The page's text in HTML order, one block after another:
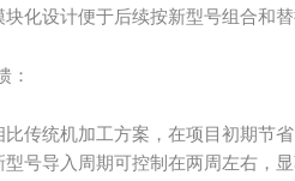
块化设计便于后续按新型号组合和替
：
比传统机加工方案，在项目初期节
型号导入周期可控制在两周左右，